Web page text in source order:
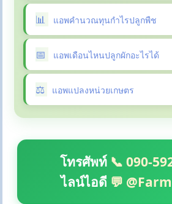
แอพคำนวณทุนกำไรปลูกพืช
แอพเดือนไหนปลูกผักอะไรได้
แอพแปลงหน่วยเกษตร
โทรศัพท์ 📞 090-
ไลน์ไอดี 💬